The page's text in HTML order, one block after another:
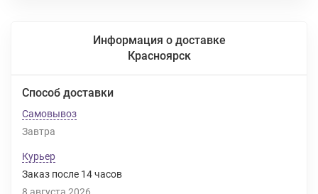
Информация о доставке
Красноярск
Способ доставки
Самовывоз
Завтра
Курьер
Заказ после 14часов